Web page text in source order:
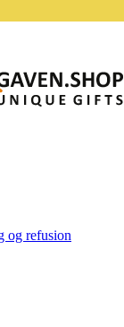
og refusion